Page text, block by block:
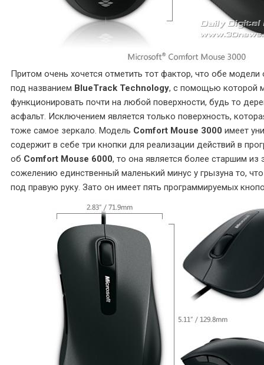
Притом очень хочется отметить тот фактор, что обе модели
под названием BlueTrack Technology, с помощью которой
функционировать почти на любой поверхности, будь то
асфальт. Исключением является только поверхность,
тоже самое зеркало. Модель Comfort Mouse 3000 имеет
содержит в себе три кнопки для реализации действий в
об Comfort Mouse 6000, то она является более старшим из
сожелению единственный маленький минус у грызуна то,
под правую руку. Зато он имеет пять программируемых